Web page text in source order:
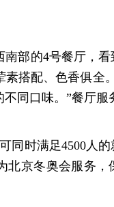
部的4号餐厅，
搭配、色香俱全
同口味。”餐厅服
同时满足4500人
北京冬奥会服务